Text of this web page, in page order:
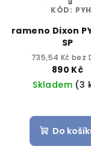
rameno Dixon
SP
735,54 Kč bez
890 Kč
Skladem (3
Do
KÓD: